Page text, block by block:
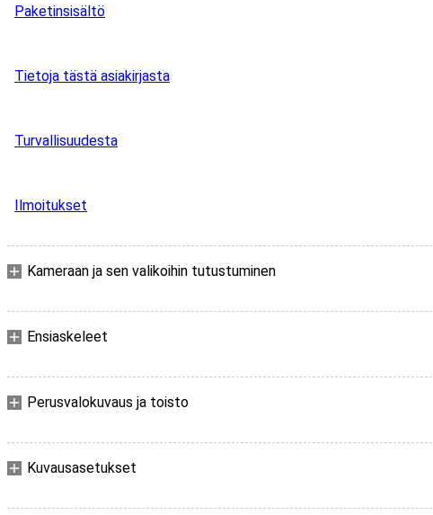
Paketinsisältö
Tietoja tästä asiakirjasta
Turvallisuudesta
Ilmoitukset
Kameraan ja sen valikoihin tutustuminen
Ensiaskeleet
Perusvalokuvaus ja toisto
Kuvausasetukset